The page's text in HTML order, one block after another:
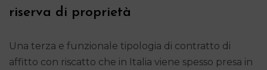
riserva di proprietà
Una terza e funzionale tipologia di contratto di
affitto con riscatto che in Italia viene spesso presa in